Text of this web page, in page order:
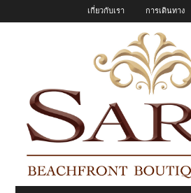
เกี่ยวกับเรา การเดินทาง